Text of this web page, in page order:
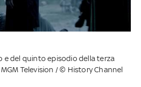
e del quinto episodio della terza
Television / © History Channel